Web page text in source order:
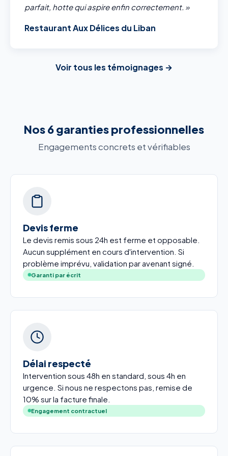
parfait, hotte qui aspire enfin correctement. »
Restaurant Aux Délices du Liban
Voir tous les témoignages →
Nos 6 garanties professionnelles
Engagements concrets et vérifiables
Devis ferme
Le devis remis sous 24h est ferme et opposable.
Aucun supplément en cours d'intervention. Si
problème imprévu, validation par avenant signé.
Garanti par écrit
Délai respecté
Intervention sous 48h en standard, sous 4h en
urgence. Si nous ne respectons pas, remise de
10% sur la facture finale.
Engagement contractuel